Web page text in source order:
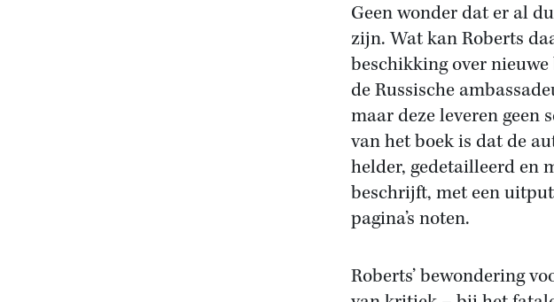
Geen wonder dat er al
zijn. Wat kan Roberts
beschikking over
de Russische
maar deze leveren geen
van het boek is dat de
helder, gedetailleerd en
beschrijft, met een
pagina’s noten.
Roberts’ bewondering